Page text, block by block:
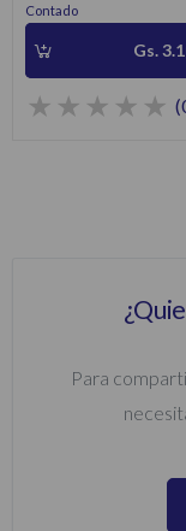
Contado
Gs.
Para